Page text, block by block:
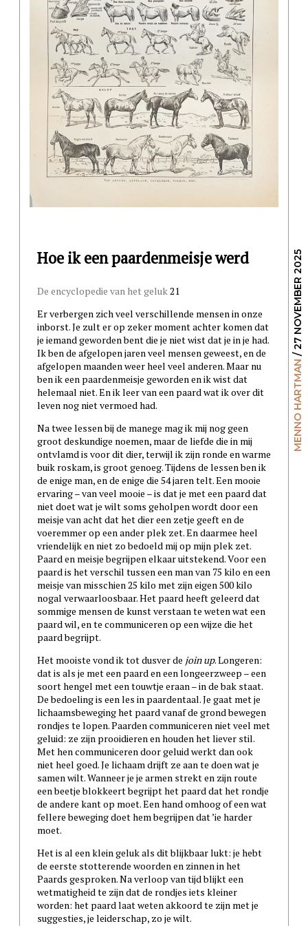
MENNO HARTMAN
/ 27 NOVEMBER 2025
Hoe ik een paardenmeisje werd
De encyclopedie van het geluk21
Er verbergen zich veel verschillende mensen in onze
inborst. Je zult er op zeker moment achter komen dat
je iemand geworden bent die je niet wist dat je in je had.
Ik ben de afgelopen jaren veel mensen geweest, en de
afgelopen maanden weer heel veel anderen. Maar nu
ben ik een paardenmeisje geworden en ik wist dat
helemaal niet. En ik leer van een paard wat ik over dit
leven nog niet vermoed had.
Na twee lessen bij de manege mag ik mij nog geen
groot deskundige noemen, maar de liefde die in mij
ontvlamd is voor dit dier, terwijl ik zijn ronde en warme
buik roskam, is groot genoeg. Tijdens de lessen ben ik
de enige man, en de enige die 54 jaren telt. Een mooie
ervaring – van veel mooie – is dat je met een paard dat
niet doet wat je wilt soms geholpen wordt door een
meisje van acht dat het dier een zetje geeft en de
voeremmer op een ander plek zet. En daarmee heel
vriendelijk en niet zo bedoeld mij op mijn plek zet.
Paard en meisje begrijpen elkaar uitstekend. Voor een
paard is het verschil tussen een man van 75 kilo en een
meisje van misschien 25 kilo met zijn eigen 500 kilo
nogal verwaarloosbaar. Het paard heeft geleerd dat
sommige mensen de kunst verstaan te weten wat een
paard wil, en te communiceren op een wijze die het
paard begrijpt.
Het mooiste vond ik tot dusver de join up. Longeren:
dat is als je met een paard en een longeerzweep – een
soort hengel met een touwtje eraan – in de bak staat.
De bedoeling is een les in paardentaal. Je gaat met je
lichaamsbeweging het paard vanaf de grond bewegen
rondjes te lopen. Paarden communiceren niet veel met
geluid: ze zijn prooidieren en houden het liever stil.
Met hen communiceren door geluid werkt dan ook
niet heel goed. Je lichaam drijft ze aan te doen wat je
samen wilt. Wanneer je je armen strekt en zijn route
een beetje blokkeert begrijpt het paard dat het rondje
de andere kant op moet. Een hand omhoog of een wat
fellere beweging doet hem begrijpen dat ’ie harder
moet.
Het is al een klein geluk als dit blijkbaar lukt: je hebt
de eerste stotterende woorden en zinnen in het
Paards gesproken. Na verloop van tijd blijkt een
wetmatigheid te zijn dat de rondjes iets kleiner
worden: het paard laat weten akkoord te zijn met je
suggesties, je leiderschap, zo je wilt.